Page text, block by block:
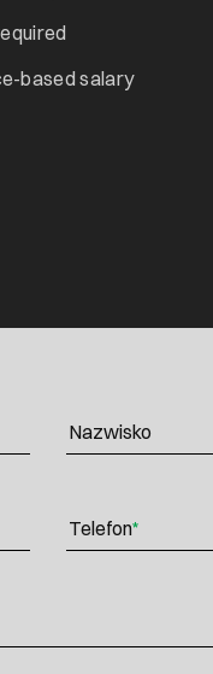
based salary
Nazwisko
Telefon*